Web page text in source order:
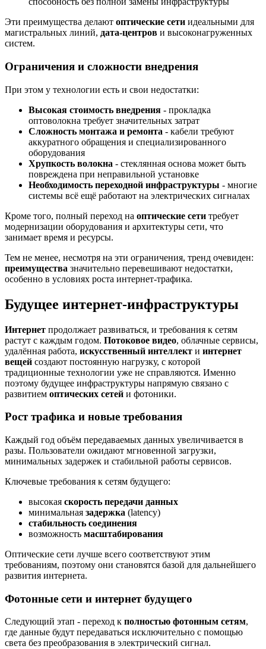
Эти преимущества делают оптические сети идеальными для
магистральных линий, дата-центров и высоконагруженных
систем.
Ограничения и сложности внедрения
При этом у технологии есть и свои недостатки:
Высокая стоимость внедрения - прокладка
оптоволокна требует значительных затрат
Сложность монтажа и ремонта - кабели требуют
аккуратного обращения и специализированного
оборудования
Хрупкость волокна - стеклянная основа может быть
повреждена при неправильной установке
Необходимость переходной инфраструктуры - многие
системы всё ещё работают на электрических сигналах
Кроме того, полный переход на оптические сети требует
модернизации оборудования и архитектуры сети, что
занимает время и ресурсы.
Тем не менее, несмотря на эти ограничения, тренд очевиден:
преимущества значительно перевешивают недостатки,
особенно в условиях роста интернет-трафика.
Будущее интернет-инфраструктуры
Интернет продолжает развиваться, и требования к сетям
растут с каждым годом. Потоковое видео, облачные сервисы,
удалённая работа, искусственный интеллект и интернет
вещей создают постоянную нагрузку, с которой
традиционные технологии уже не справляются. Именно
поэтому будущее инфраструктуры напрямую связано с
развитием оптических сетей и фотоники.
Рост трафика и новые требования
Каждый год объём передаваемых данных увеличивается в
разы. Пользователи ожидают мгновенной загрузки,
минимальных задержек и стабильной работы сервисов.
Ключевые требования к сетям будущего:
высокая скорость передачи данных
минимальная задержка (latency)
стабильность соединения
возможность масштабирования
Оптические сети лучше всего соответствуют этим
требованиям, поэтому они становятся базой для дальнейшего
развития интернета.
Фотонные сети и интернет будущего
Следующий этап - переход к полностью фотонным сетям,
где данные будут передаваться исключительно с помощью
света без преобразования в электрический сигнал.